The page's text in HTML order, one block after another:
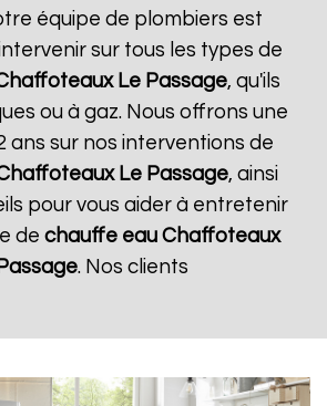
équipe de plombiers est
sur tous les types de
Le Passage, qu'ils
ou à gaz. Nous offrons une
ans sur nos interventions de
Le Passage, ainsi
pour vous aider à entretenir
de chauffe eau Chaffoteaux
. Nos clients